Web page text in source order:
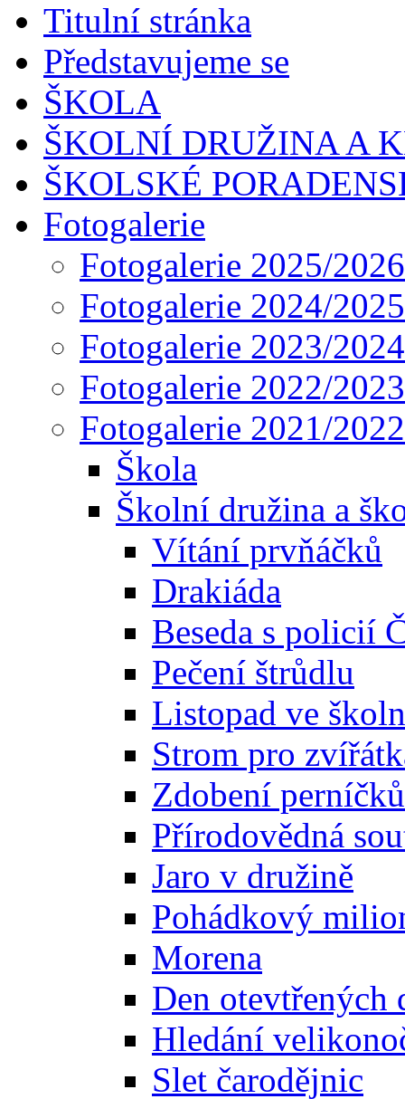
Titulní stránka
Představujeme se
ŠKOLA
ŠKOLNÍ DRUŽINA A
ŠKOLSKÉ
Fotogalerie
Fotogalerie 2025/2026
Fotogalerie 2024/2025
Fotogalerie 2023/2024
Fotogalerie 2022/2023
Fotogalerie 2021/2022
Škola
Školní družina a
Vítání prvňáčků
Drakiáda
Beseda s policií
Pečení štrůdlu
Listopad ve
Strom pro
Zdobení perníčků
Přírodovědná
Jaro v družině
Pohádkový
Morena
Den otevtřených
Hledání
Slet čarodějnic